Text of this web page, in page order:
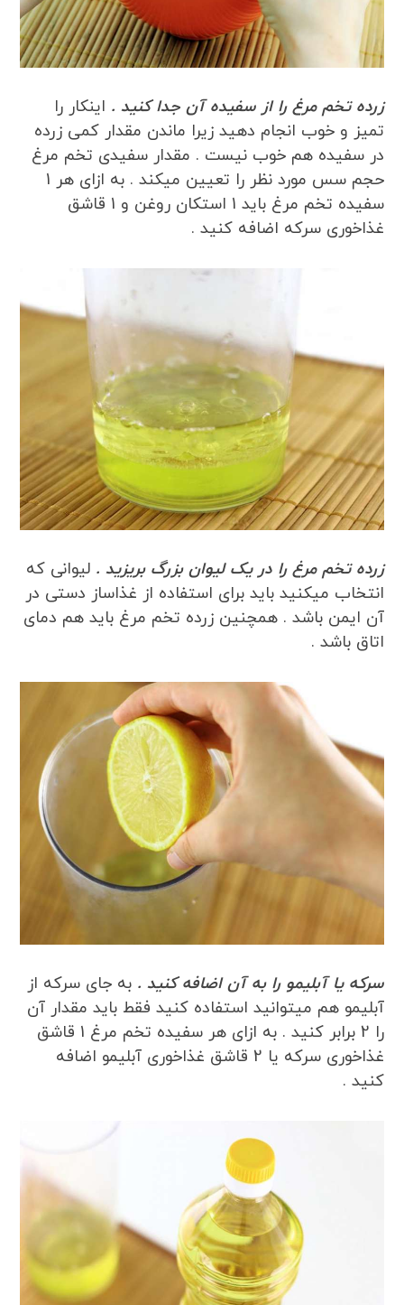
زرده تخم مرغ را از سفیده آن جدا کنید . اینکار را
تمیز و خوب انجام دهید زیرا ماندن مقدار کمی زرده
در سفیده هم خوب نیست . مقدار سفیدی تخم مرغ
حجم سس مورد نظر را تعیین میکند . به ازای هر 1
سفیده تخم مرغ باید 1 استکان روغن و 1 قاشق
غذاخوری سرکه اضافه کنید .
زرده تخم مرغ را در یک لیوان بزرگ بریزید . لیوانی که
انتخاب میکنید باید برای استفاده از غذاساز دستی در
آن ایمن باشد . همچنین زرده تخم مرغ باید هم دمای
اتاق باشد .
سرکه یا آبلیمو را به آن اضافه کنید . به جای سرکه از
آبلیمو هم میتوانید استفاده کنید فقط باید مقدار آن
را 2 برابر کنید . به ازای هر سفیده تخم مرغ 1 قاشق
غذاخوری سرکه یا 2 قاشق غذاخوری آبلیمو اضافه
کنید .